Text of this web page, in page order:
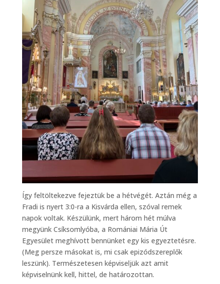
Így feltöltekezve fejeztük be a hétvégét. Aztán még a
Fradi is nyert 3:0-ra a Kisvárda ellen, szóval remek
napok voltak. Készülünk, mert három hét múlva
megyünk Csíksomlyóba, a Romániai Mária Út
Egyesület meghívott bennünket egy kis egyeztetésre.
(Meg persze másokat is, mi csak epizódszereplők
leszünk). Természetesen képviseljük azt amit
képviselnünk kell, hittel, de határozottan.